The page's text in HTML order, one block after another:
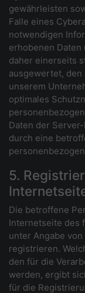
gewährleisten
Falle eines
notwendigen
erhobenen
daher einerseits
ausgewertet,
unserem
optimales
Daten der
durch eine
5.
Die betroffene
Internetseite des
unter Angabe
registrieren.
den für die
werden, ergibt
für die